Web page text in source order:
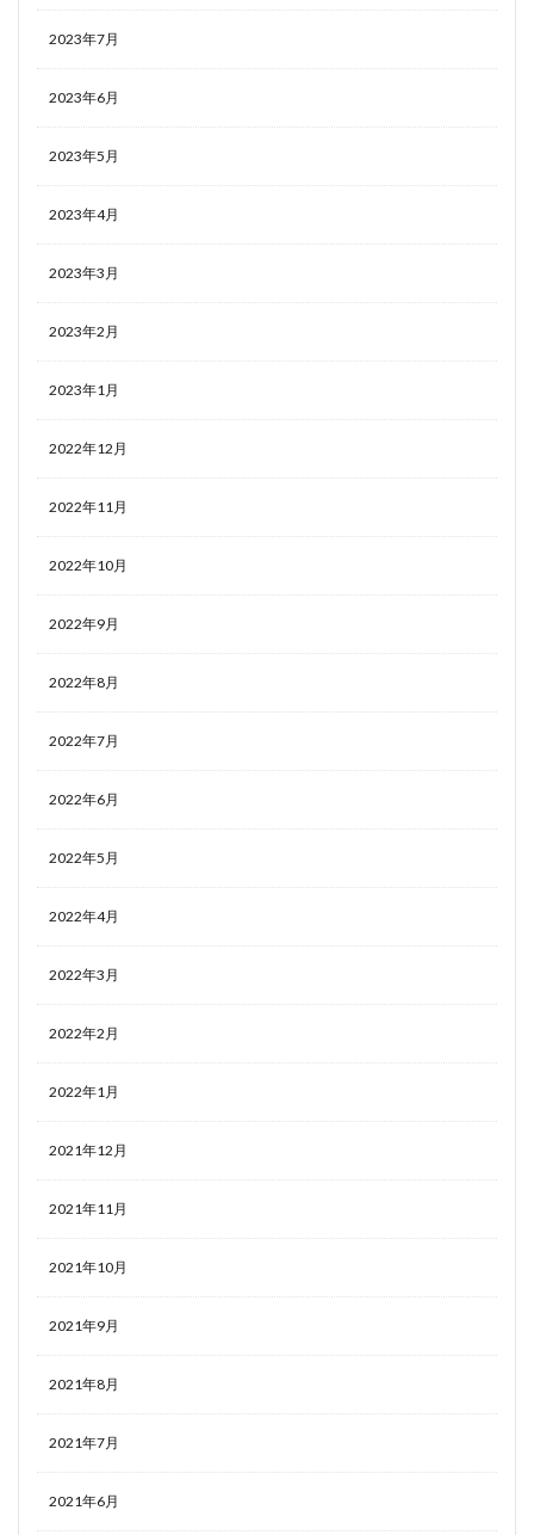
2023年7月
2023年6月
2023年5月
2023年4月
2023年3月
2023年2月
2023年1月
2022年12月
2022年11月
2022年10月
2022年9月
2022年8月
2022年7月
2022年6月
2022年5月
2022年4月
2022年3月
2022年2月
2022年1月
2021年12月
2021年11月
2021年10月
2021年9月
2021年8月
2021年7月
2021年6月